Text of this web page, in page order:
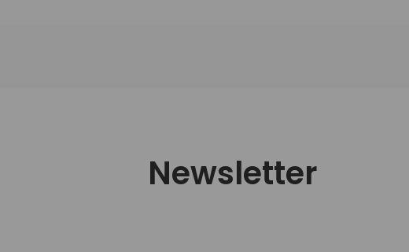
Newsletter